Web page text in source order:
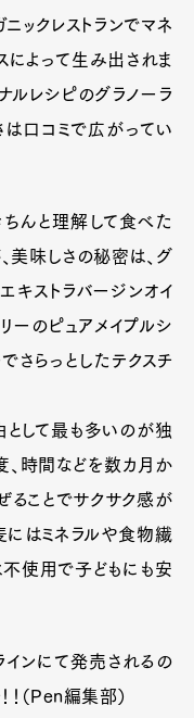
ニックレストランでマネ
によって生み出されま
ルレシピのグラノーラ
は口コミで広がってい
んと理解して食べた
美味しさの秘密は、グ
キストラバージンオイ
ーのピュアメイプルシ
さらっとしたテクスチ
として最も多いのが独
、時間などを数カ月か
ることでサクサク感が
にはミネラルや食物繊
不使用で子どもにも安
インにて発売されるの
！（Pen編集部）